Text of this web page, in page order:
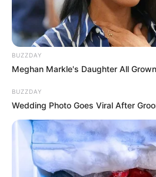
BUZZDAY
Meghan Markle's Daughter All
BUZZDAY
Wedding Photo Goes Viral After